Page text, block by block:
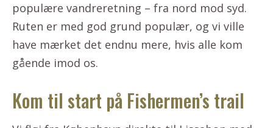
populære vandreretning – fra nord mod syd.
Ruten er med god grund populær, og vi ville
have mærket det endnu mere, hvis alle kom
gående imod os.
Kom til start på Fishermen’s trail